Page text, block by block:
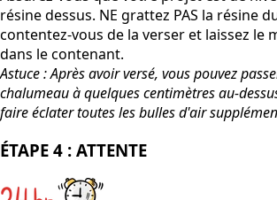
résine dessus. NE grattez PAS la résine
contentez-vous de la verser et laissez le
dans le contenant.
Astuce : Après avoir versé, vous pouvez
chalumeau à quelques centimètres au-
faire éclater toutes les bulles d'air
ÉTAPE 4 : ATTENTE